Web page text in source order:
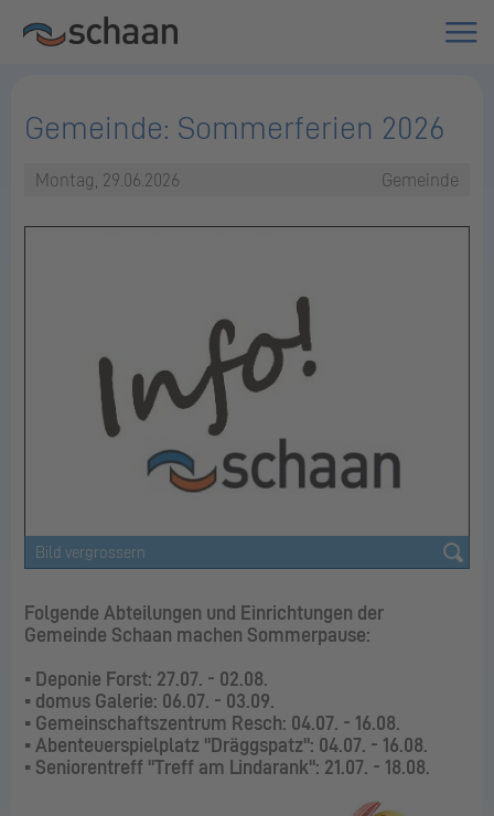
Gemeinde: Sommerferien 2026
Montag, 29.06.2026 Gemeinde
Folgende Abteilungen und Einrichtungen der
Gemeinde Schaan machen Sommerpause:
▪ Deponie Forst: 27.07. - 02.08.
▪ domus Galerie: 06.07. - 03.09.
▪ Gemeinschaftszentrum Resch: 04.07. - 16.08.
▪ Abenteuerspielplatz "Dräggspatz": 04.07. - 16.08.
▪ Seniorentreff "Treff am Lindarank": 21.07. - 18.08.